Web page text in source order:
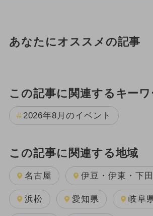
あなたにオススメの記事
この記事に関連するキーワ
2026年8月のイベント
この記事に関連する地域
名古屋 伊豆・伊東・下田
浜松 愛知県 岐阜